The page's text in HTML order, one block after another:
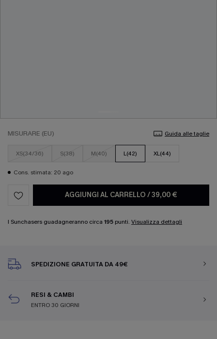
MISURARE (EU) Guida alle taglie
XS(34/36) S(38) M(40) L(42) XL(44)
Cons. stimata: 20 ago
AGGIUNGI AL CARRELLO /39,00 €
I Sunchasers guadagneranno circa 195 punti. Visualizza dettagli
SPEDIZIONE GRATUITA DA 49€
RESI & CAMBI
ENTRO 30 GIORNI